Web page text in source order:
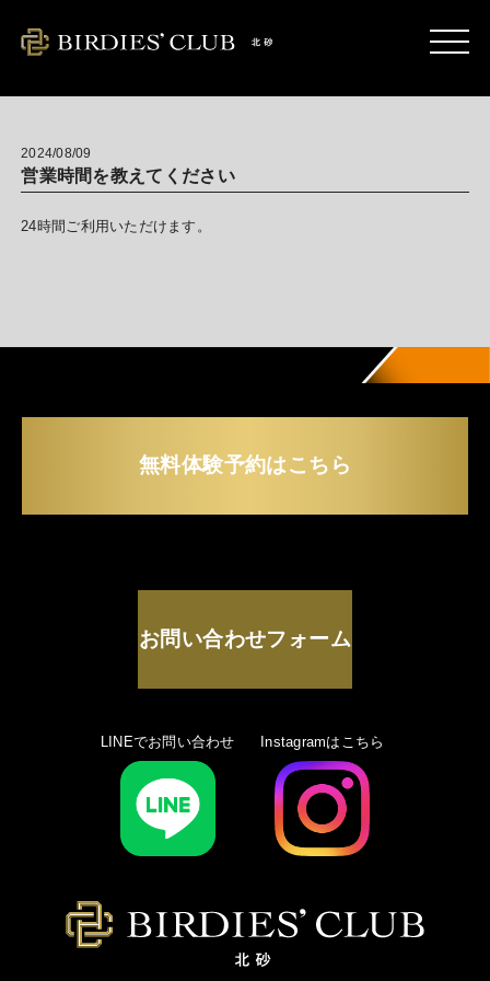
2024/08/09
営業時間を教えてください
24時間ご利用いただけます。
無料体験予約はこちら
お問い合わせフォーム
LINEでお問い合わせ Instagramはこちら